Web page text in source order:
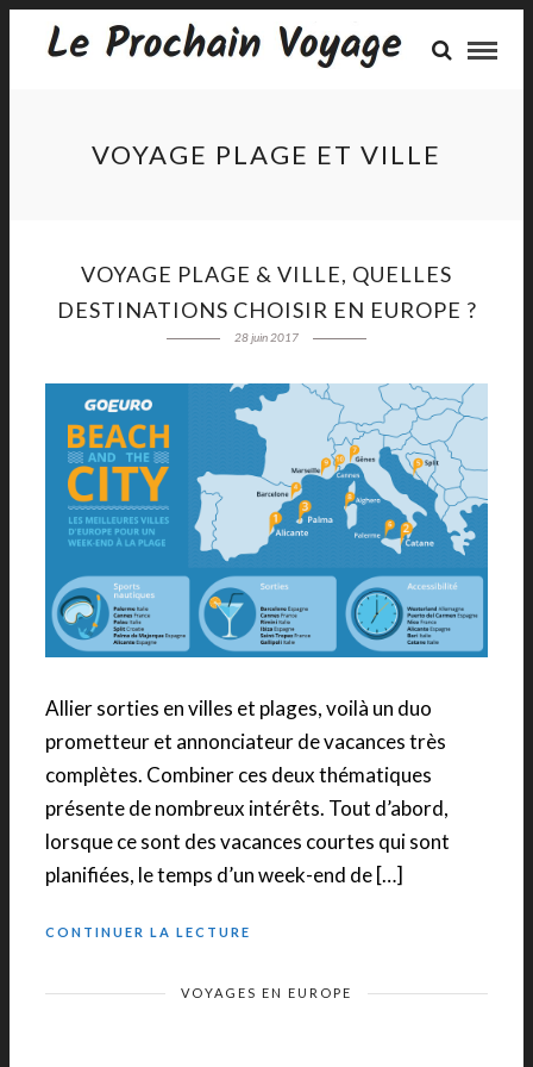
VOYAGE PLAGE ET VILLE
VOYAGE PLAGE & VILLE, QUELLES
DESTINATIONS CHOISIR EN EUROPE ?
28 juin 2017
Allier sorties en villes et plages, voilà un duo
prometteur et annonciateur de vacances très
complètes. Combiner ces deux thématiques
présente de nombreux intérêts. Tout d’abord,
lorsque ce sont des vacances courtes qui sont
planifiées, le temps d’un week-end de […]
CONTINUER LA LECTURE
VOYAGES EN EUROPE